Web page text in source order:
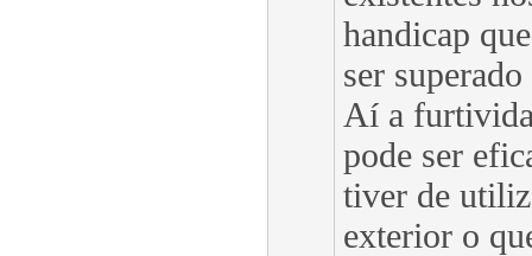
handicap
ser
Aí a
pode ser
tiver de
exterior o